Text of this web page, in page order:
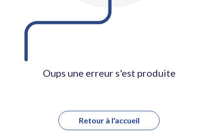
Oups une erreur s'est produite
Retour à l'accueil